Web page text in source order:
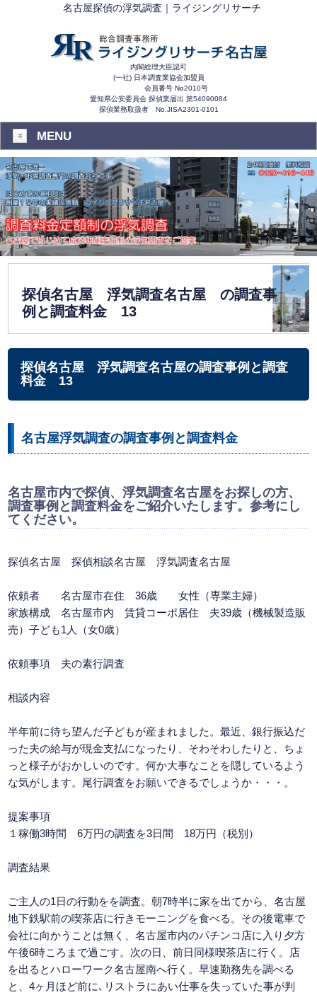
名古屋探偵の浮気調査｜ライジングリサーチ
内閣総理大臣認可
(一社) 日本調査業協会加盟員
会員番号 No2010号
愛知県公安委員会 探偵業届出 第54090084
探偵業務取扱者 No.JISA2301-0101
MENU
探偵名古屋 浮気調査名古屋 の調査事
例と調査料金 13
探偵名古屋 浮気調査名古屋の調査事例と調査
料金 13
名古屋浮気調査の調査事例と調査料金
名古屋市内で探偵、浮気調査名古屋をお探しの方、
調査事例と調査料金をご紹介いたします。参考にし
てください。
探偵名古屋 探偵相談名古屋 浮気調査名古屋
依頼者 名古屋市在住 36歳 女性（専業主婦）
家族構成 名古屋市内 賃貸コーポ居住 夫39歳（機械製造販
売）子ども1人（女0歳）
依頼事項 夫の素行調査
相談内容
半年前に待ち望んだ子どもが産まれました。最近、銀行振込だ
った夫の給与が現金支払になったり、そわそわしたりと、ちょ
っと様子がおかしいのです。何か大事なことを隠しているよう
な気がします。尾行調査をお願いできるでしょうか・・・。
提案事項
１稼働3時間 6万円の調査を3日間 18万円（税別）
調査結果
ご主人の1日の行動をを調査。朝7時半に家を出てから、名古屋
地下鉄駅前の喫茶店に行きモーニングを食べる。その後電車で
会社に向かうことは無く、名古屋市内のパチンコ店に入り夕方
午後6時ころまで過ごす。次の日、前日同様喫茶店に行く。店
を出るとハローワーク名古屋南へ行く。早速勤務先を調べる
と、4ヶ月ほど前に､リストラにあい仕事を失っていた事が判